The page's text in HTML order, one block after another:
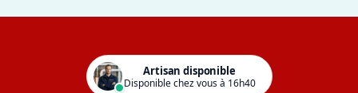
Artisan disponible
Disponible chez vous à 16h40